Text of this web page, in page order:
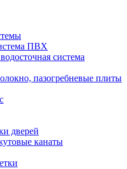
ПВХ
система
пазогребневые плиты
дверей
канаты